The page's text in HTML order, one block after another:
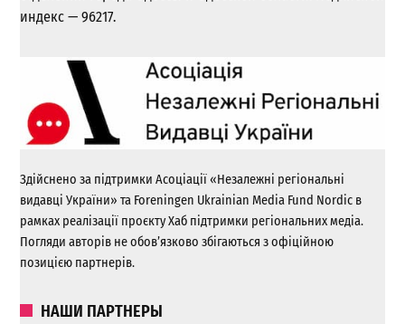
индекс — 96217.
Здійснено за підтримки Асоціації «Незалежні регіональні
видавці України» та Foreningen Ukrainian Media Fund Nordic в
рамках реалізації проєкту Хаб підтримки регіональних медіа.
Погляди авторів не обов’язково збігаються з офіційною
позицією партнерів.
НАШИ ПАРТНЕРЫ